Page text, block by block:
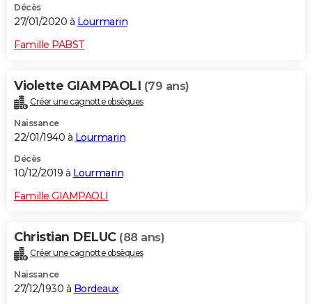
Décès
27/01/2020 à Lourmarin
Famille PABST
Violette GIAMPAOLI (79 ans)
Créer une cagnotte obsèques
Naissance
22/01/1940 à Lourmarin
Décès
10/12/2019 à Lourmarin
Famille GIAMPAOLI
Christian DELUC (88 ans)
Créer une cagnotte obsèques
Naissance
27/12/1930 à Bordeaux